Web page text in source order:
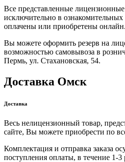
Все представленные
исключительно в
оплачены или приобретены онлайн.
Вы можете оформить резерв на
возможностью самовывоза в
Пермь, ул. Стахановская, 54.
Доставка Омск
Доставка
Весь нелицензионный товар,
сайте, Вы можете приобрести по
Комплектация и отправка заказа
поступления оплаты, в течение 1-3